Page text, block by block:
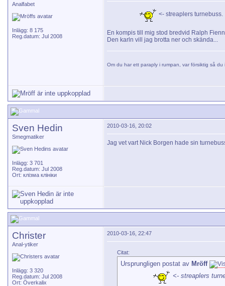
Analfabet
Inlägg: 8 175
Reg.datum: Jul 2008
<- streaplers turnebuss.
En kompis till mig stod bredvid Ralph
Den karln vill jag brotta ner och skända...
Om du har ett paraply i rumpan, var försiktig så
Sven Hedin
Smegmatiker
Inlägg: 3 701
Reg.datum: Jul 2008
Ort: клізма клініки
2010-03-16, 20:02
Jag vet vart Nick Borgen hade sin
Christer
Anal-ytiker
Inlägg: 3 320
Reg.datum: Jul 2008
Ort: Överkalix
2010-03-16, 22:47
Citat:
Ursprungligen postat av Mröff
<- streaplers